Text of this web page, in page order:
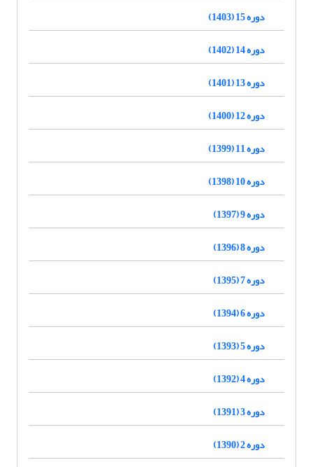
دوره 15 (1403)
دوره 14 (1402)
دوره 13 (1401)
دوره 12 (1400)
دوره 11 (1399)
دوره 10 (1398)
دوره 9 (1397)
دوره 8 (1396)
دوره 7 (1395)
دوره 6 (1394)
دوره 5 (1393)
دوره 4 (1392)
دوره 3 (1391)
دوره 2 (1390)